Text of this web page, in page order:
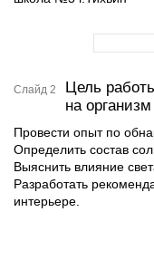
Слайд 2
Цель
на
Провести опыт по
Определить состав
Выяснить влияние
Разработать
интерьере.